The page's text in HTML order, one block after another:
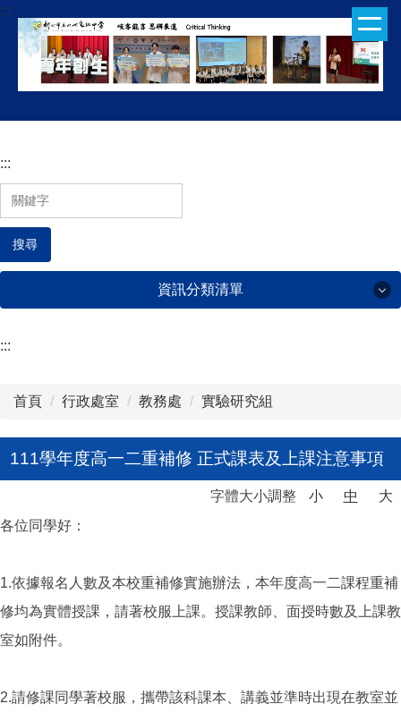
跳
到
容
:::
:::
搜尋
資訊分類清單
:::
首頁 行政處室 教務處 實驗研究組
111學年度高一二重補修 正式課表及上課注意事項
字體大小調整 小 中
大
各位同學好：
1.依據報名人數及本校重補修實施辦法，本年度高一二課程重補
修均為實體授課，請著校服上課。授課教師、面授時數及上課教
室如附件。
2.請修課同學著校服，攜帶該科課本、講義並準時出現在教室並